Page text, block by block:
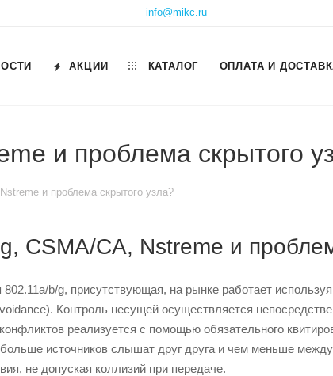
info@mikc.ru
АКЦИИ КАТАЛОГ ОПЛАТА И
и проблема скрытого
и проблема скрытого узла?
CSMA/CA, Nstreme и
b/g, присутствующая, на рынке работает
Контроль несущей осуществляется
реализуется с помощью обязательного
источников слышат друг друга и чем меньше
не допуская коллизий при передаче.